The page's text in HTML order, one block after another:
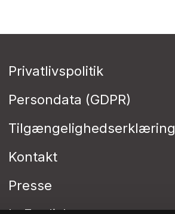
Privatlivspolitik
Persondata (GDPR)
Tilgængelighedserklæring
Kontakt
Presse